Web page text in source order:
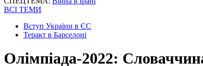
ВСІ ТЕМИ
Вступ України в ЄС
Теракт в Барселоні
Олімпіада-2022: